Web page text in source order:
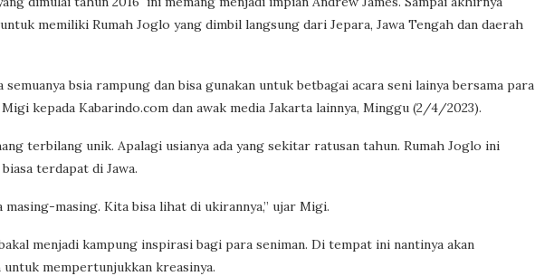
memiliki Rumah Joglo yang dimbil langsung dari Jepara, Jawa Tengah dan daerah
bsia rampung dan bisa gunakan untuk betbagai acara seni lainya bersama para
kepada Kabarindo.com dan awak media Jakarta lainnya, Minggu (2/4/2023).
terbilang unik. Apalagi usianya ada yang sekitar ratusan tahun. Rumah Joglo ini
terdapat di Jawa.
masing. Kita bisa lihat di ukirannya,” ujar Migi.
menjadi kampung inspirasi bagi para seniman. Di tempat ini nantinya akan
mempertunjukkan kreasinya.